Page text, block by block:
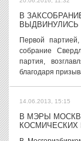
В
Первой
собрание
партия,
благодаря
14.06.2013, 15:15
В МЭРЫ
КОСМИЧЕСКИХ